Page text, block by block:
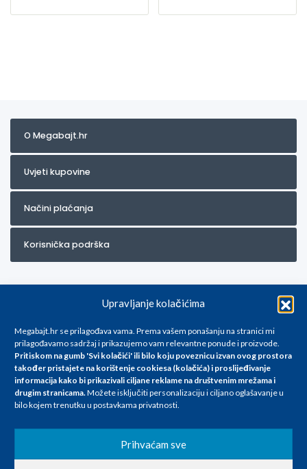
Upravljanje kolačićima
Megabajt.hr se prilagođava vama. Prema vašem ponašanju na stranici mi
prilagođavamo sadržaj i prikazujemo vam relevantne ponude i proizvode.
Pritiskom na gumb 'Svi kolačići' ili bilo koju poveznicu izvan ovog prostora
također pristajete na korištenje cookiesa (kolačića) i proslijeđivanje
informacija kako bi prikazivali ciljane reklame na društvenim mrežama i
drugim stranicama.Možete isključiti personalizaciju i ciljano oglašavanje u
bilo kojem trenutku u postavkama privatnosti.
Prihvaćam sve
O Megabajt.hr
Uvjeti kupovine
Načini plaćanja
Korisnička podrška
Za artikle kojih trenutno nema u ponudi obratite nam se na
info@megabajt.hr. Sve cijene su informativnog karaktera i podložne su
promjenama, a
iskazane su za avansno plaćanje(gotovina) u Eurima i uključuju PDV. Sve
se razlikovati od cijena u našim poslovnicama. Trudimo se dati što bolji
i točniji opis i sliku. Unatoč tome, ne možemo garantirati da su svi